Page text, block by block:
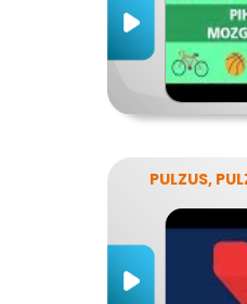
PULZUS,